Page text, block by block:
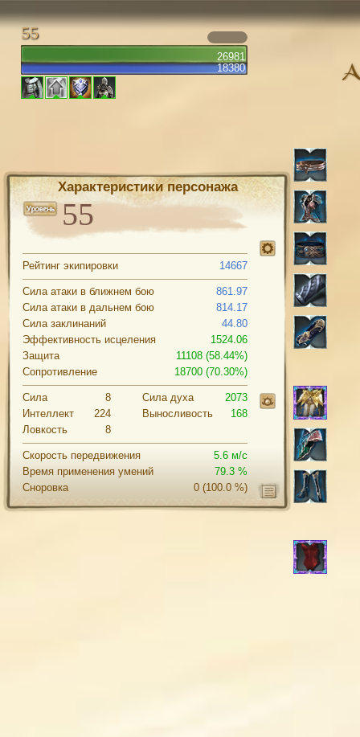
26981
18380
55
Характеристики персонажа
Рейтинг экипировки 14667
Сила атаки в ближнем бою
861.97
Сила атаки в дальнем бою
814.17
Сила заклинаний
44.80
Эффективность исцеления
1524.06
Защита
11108 (58.44%)
Сопротивление
18700 (70.30%)
Сила
8
Интеллект
224
Ловкость
8
Cила духа
2073
Выносливость
168
Скорость передвижения
5.6 м/с
Время применения умений
79.3 %
Сноровка
(100.0 %)
0